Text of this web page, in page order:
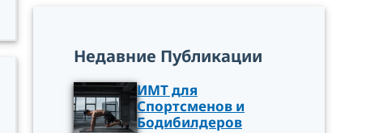
Недавние Публикации
ИМТ для
Спортсменов и
Бодибилдеров